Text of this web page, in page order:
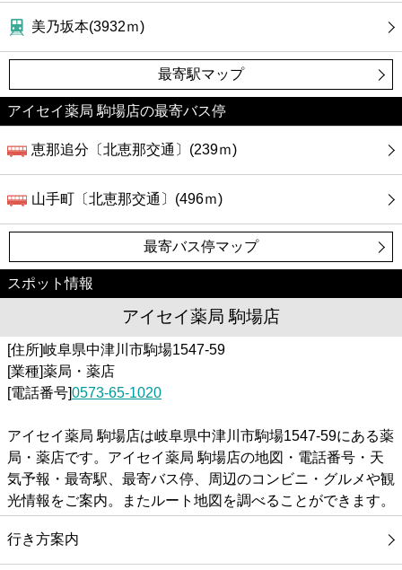
美乃坂本(3932ｍ)
最寄駅マップ
アイセイ薬局 駒場店の最寄バス停
恵那追分〔北恵那交通〕(239ｍ)
山手町〔北恵那交通〕(496ｍ)
最寄バス停マップ
スポット情報
アイセイ薬局 駒場店
[住所]岐阜県中津川市駒場1547-59
[業種]薬局・薬店
[電話番号]0573-65-1020
アイセイ薬局 駒場店は岐阜県中津川市駒場1547-59にある薬
局・薬店です。アイセイ薬局 駒場店の地図・電話番号・天
気予報・最寄駅、最寄バス停、周辺のコンビニ・グルメや観
光情報をご案内。またルート地図を調べることができます。
行き方案内